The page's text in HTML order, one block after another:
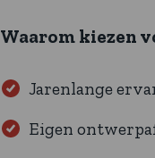
Waarom kiezen
Jarenlange
Eigen